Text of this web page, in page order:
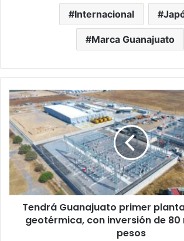
Internacional
Marca Guanajuato
Tendrá
Guanajuato
primer
planta
de
energía
geotérmica,
con
inversión
Tendrá Guanajuato primer
geotérmica, con inversión de 80
pesos